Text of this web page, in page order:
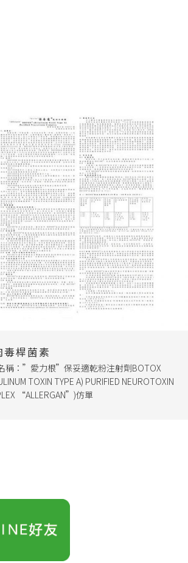
桿菌素
稱：”愛力根”保妥適乾粉注射劑BOTOX
TOXIN TYPE A) PURIFIED NEUROTOXIN
“ALLERGAN”)仿單